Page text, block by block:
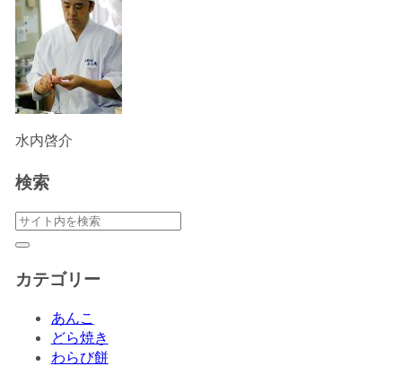
水内啓介
検索
カテゴリー
あんこ
どら焼き
わらび餅